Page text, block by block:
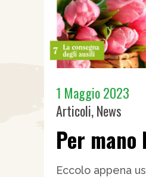
1 Maggio 2023
Articoli,News
Per mano
Eccolo appena